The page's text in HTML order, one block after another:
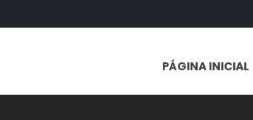
PÁGINA INICIAL